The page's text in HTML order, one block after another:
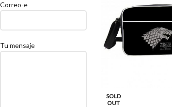
Correo-e
Tu mensaje
SOLD
OUT